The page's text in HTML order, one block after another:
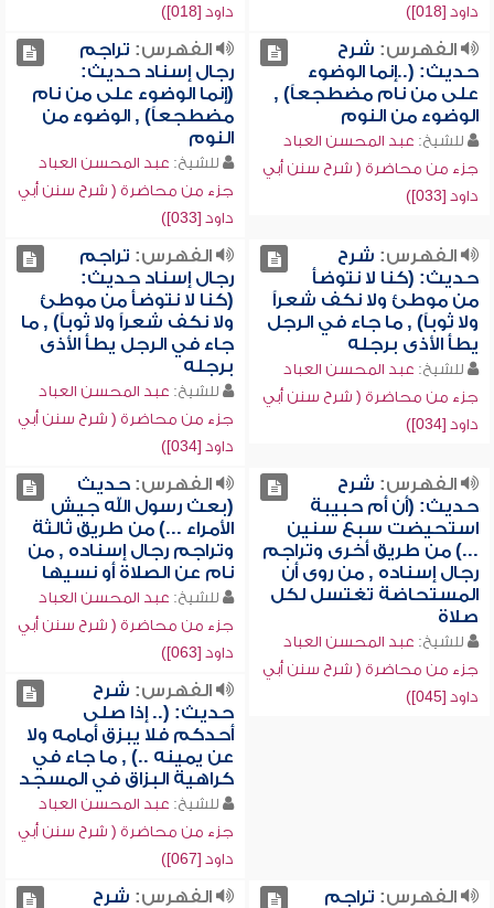
داود [018])
داود [018])
الفهرس: شرح
حديث: (..إنما الوضوء
على من نام مضطجعاً) ,
الوضوء من النوم
للشيخ: عبد المحسن العباد
جزء من محاضرة ( شرح سنن أبي
داود [033])
الفهرس: تراجم
رجال إسناد حديث:
(إنما الوضوء على من نام
مضطجعاً) , الوضوء من
النوم
للشيخ: عبد المحسن العباد
جزء من محاضرة ( شرح سنن أبي
داود [033])
الفهرس: شرح
حديث: (كنا لا نتوضأ
من موطئ ولا نكف شعراً
ولا ثوباً) , ما جاء في الرجل
يطأ الأذى برجله
للشيخ: عبد المحسن العباد
جزء من محاضرة ( شرح سنن أبي
داود [034])
الفهرس: تراجم
رجال إسناد حديث:
(كنا لا نتوضأ من موطئ
ولا نكف شعراً ولا ثوباً) , ما
جاء في الرجل يطأ الأذى
برجله
للشيخ: عبد المحسن العباد
جزء من محاضرة ( شرح سنن أبي
داود [034])
الفهرس: شرح
حديث: (أن أم حبيبة
استحيضت سبع سنين
...) من طريق أخرى وتراجم
رجال إسناده , من روى أن
المستحاضة تغتسل لكل
صلاة
للشيخ: عبد المحسن العباد
جزء من محاضرة ( شرح سنن أبي
داود [045])
الفهرس:حديث
(بعث رسول الله جيش
الأمراء ...) من طريق ثالثة
وتراجم رجال إسناده , من
نام عن الصلاة أو نسيها
للشيخ: عبد المحسن العباد
جزء من محاضرة ( شرح سنن أبي
داود [063])
الفهرس: شرح
حديث: (.. إذا صلى
أحدكم فلا يبزق أمامه ولا
عن يمينه ..) , ما جاء في
كراهية البزاق في المسجد
للشيخ: عبد المحسن العباد
جزء من محاضرة ( شرح سنن أبي
داود [067])
الفهرس: تراجم
الفهرس: شرح